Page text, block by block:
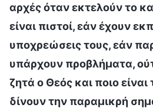
αρχές όταν εκτελούν το
είναι πιστοί, εάν έχουν
υποχρεώσεις τους, εάν
υπάρχουν προβλήματα,
ζητά ο Θεός και ποιο
δίνουν την παραμικρή